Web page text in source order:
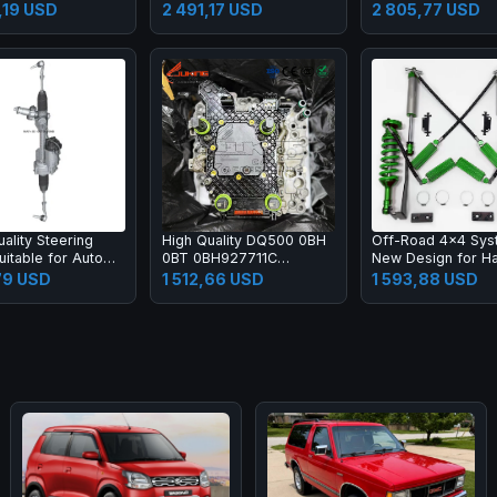
Assembly Kit
USD
Cylinder Head
2 491,17 USD
81.35100.6428
2 805,77 USD
Steering
for Auto
2134601801
Rack Pinion and
USD
High Quality DQ500 0BH
0BT 0BH927711C
Transmission
Mechatronic with Contorl
1 512,66 USD
Off-Road 4x4
New Design for
Nitrogen Shock
Suspension
1 593,88 USD